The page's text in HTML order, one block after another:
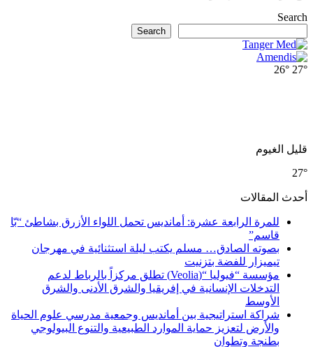
Search
Search
27°
26°
قليل الغيوم
27°
أحدث المقالات
للمرة الرابعة عشرة: أمانديس تحمل اللواء الأزرق بشاطئ “بّا
قاسم”
بصوته الصادق… مسلم يكتب ليلة استثنائية في مهرجان
تيميزار للفضة بتزنيت
مؤسسة “فيوليا “(Veolia) تطلق مركزاً بالرباط لدعم
التدخلات الإنسانية في إفريقيا والشرق الأدنى والشرق
الأوسط
شراكة استراتيجية بين أمانديس وجمعية مدرسي علوم الحياة
والأرض لتعزيز حماية الموارد الطبيعية والتنوع البيولوجي
بطنجة وتطوان